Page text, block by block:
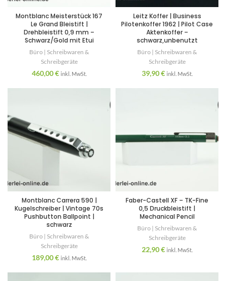
Montblanc Meisterstück 167
Le Grand Bleistift |
Drehbleistift 0,9 mm –
Schwarz/Gold mit Etui
Büro | Schreibwaren &
Schreibgeräte
460,00€ inkl. MwSt.
Leitz Koffer | Business
Pilotenkoffer 1962 | Pilot Case
Aktenkoffer –
schwarz,unbenutzt
Büro | Schreibwaren &
Schreibgeräte
39,90€ inkl. MwSt.
Montblanc Carrera 590 |
Kugelschreiber | Vintage 70s
Pushbutton Ballpoint |
schwarz
Büro | Schreibwaren &
Schreibgeräte
189,00€ inkl. MwSt.
Faber-Castell XF – TK-Fine
0,5 Druckbleistift |
Mechanical Pencil
Büro | Schreibwaren &
Schreibgeräte
22,90€ inkl. MwSt.